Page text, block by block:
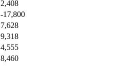
2,408
-17,800
7,628
9,318
4,555
8,460